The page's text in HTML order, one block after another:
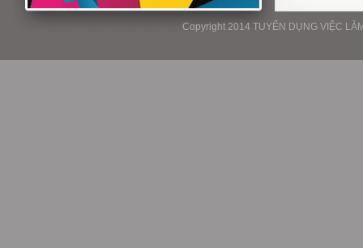
Copyright 2014 TUYỂN DỤNG VIỆC